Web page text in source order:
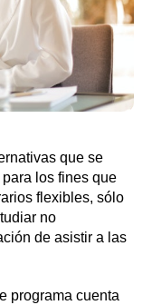
que se
los fines que
flexibles, sólo
no
de asistir a las
programa cuenta